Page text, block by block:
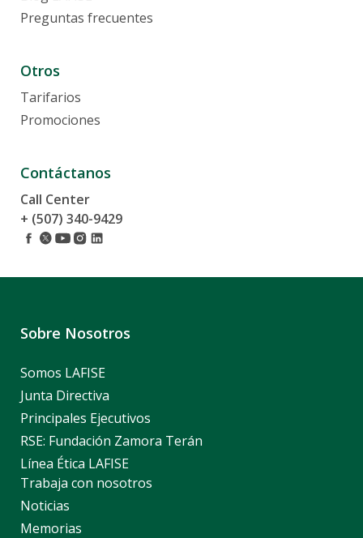
Preguntas frecuentes
Otros
Tarifarios
Promociones
Contáctanos
Call Center
+ (507) 340-9429
Sobre Nosotros
Somos LAFISE
Junta Directiva
Principales Ejecutivos
RSE: Fundación Zamora Terán
Línea Ética LAFISE
Trabaja con nosotros
Noticias
Memorias